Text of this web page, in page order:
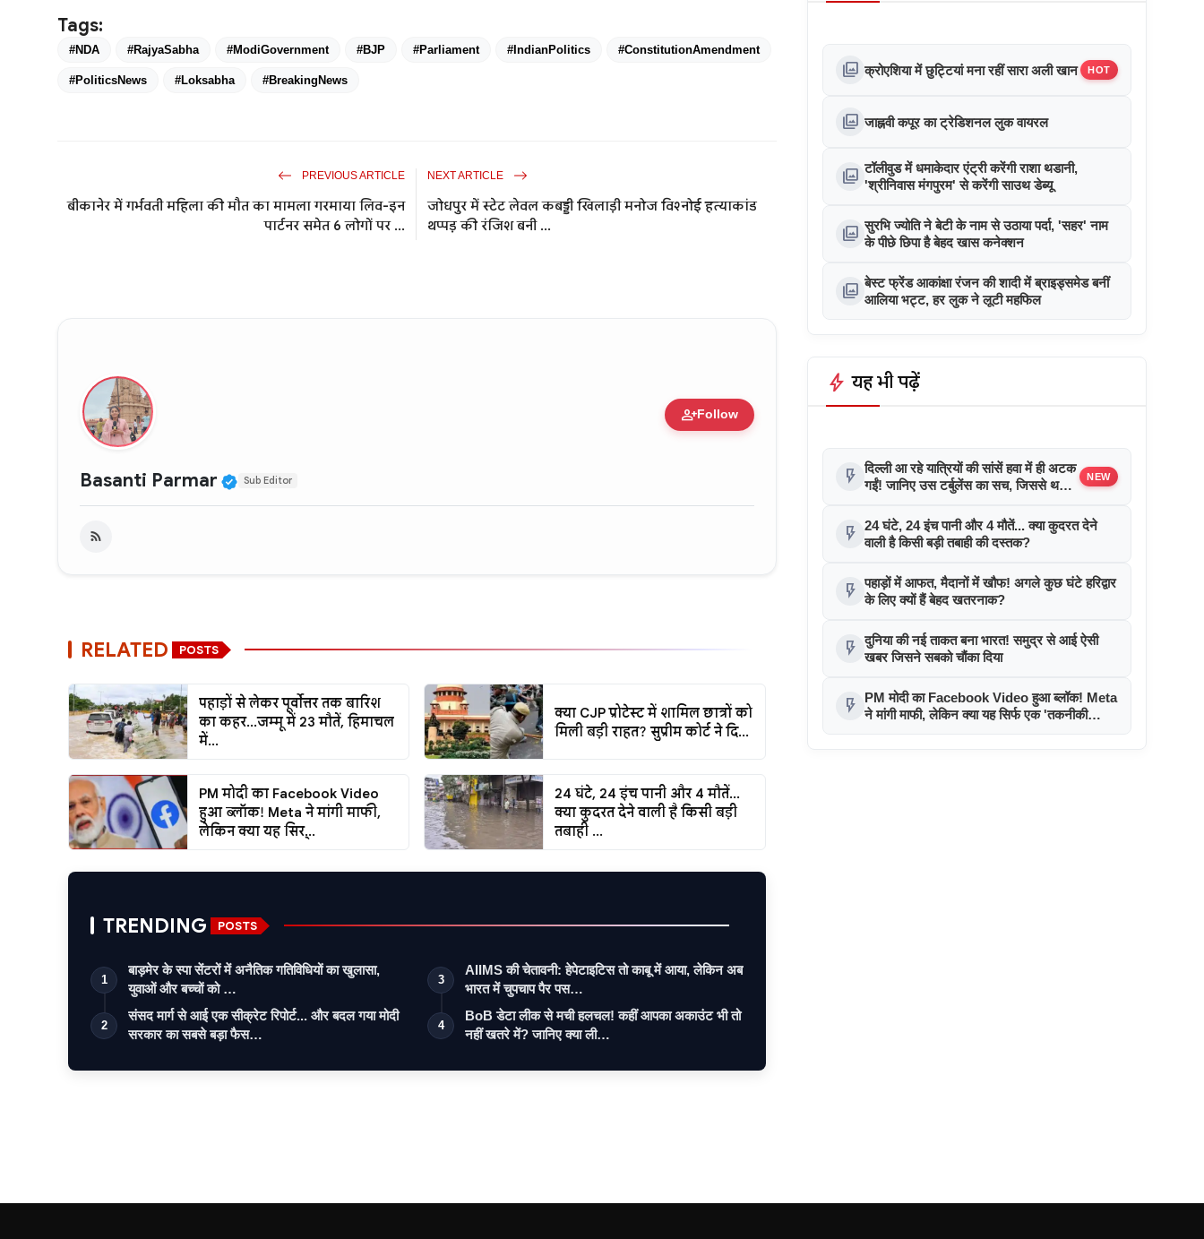
Tags:
#NDA #RajyaSabha #ModiGovernment #BJP #Parliament #IndianPolitics #ConstitutionAmendment
#PoliticsNews #Loksabha #BreakingNews
PREVIOUS ARTICLE
बीकानेर में गर्भवती महिला की मौत का मामला गरमाया लिव-इन
पार्टनर समेत 6 लोगों पर ...
NEXT ARTICLE
जोधपुर में स्टेट लेवल कबड्डी खिलाड़ी मनोज विश्नोई हत्याकांड
थप्पड़ की रंजिश बनी ...
person_addFollow
Basanti Parmar Verified Public Figure • 11 Jun, 2026
Sub Editor
RELATED POSTS
पहाड़ों से लेकर पूर्वोत्तर तक बारिश
का कहर...जम्मू में 23 मौतें, हिमाचल
में...
क्या CJP प्रोटेस्ट में शामिल छात्रों को
मिली बड़ी राहत? सुप्रीम कोर्ट ने दि...
PM मोदी का Facebook Video
हुआ ब्लॉक! Meta ने मांगी माफी,
लेकिन क्या यह सिर्...
24 घंटे, 24 इंच पानी और 4 मौतें...
क्या कुदरत देने वाली है किसी बड़ी
तबाही ...
TRENDING POSTS
1
बाड़मेर के स्पा सेंटरों में अनैतिक गतिविधियों का खुलासा,
युवाओं और बच्चों को …
2
संसद मार्ग से आई एक सीक्रेट रिपोर्ट... और बदल गया मोदी
सरकार का सबसे बड़ा फैस…
3
AIIMS की चेतावनी: हेपेटाइटिस तो काबू में आया, लेकिन अब
भारत में चुपचाप पैर पस…
4
BoB डेटा लीक से मची हलचल! कहीं आपका अकाउंट भी तो
नहीं खतरे में? जानिए क्या ली…
photo_library क्रोएशिया में छुट्टियां मना रहीं सारा अली खान HOT
photo_library जाह्नवी कपूर का ट्रेडिशनल लुक वायरल
photo_library टॉलीवुड में धमाकेदार एंट्री करेंगी राशा थडानी,
'श्रीनिवास मंगपुरम' से करेंगी साउथ डेब्यू
photo_library सुरभि ज्योति ने बेटी के नाम से उठाया पर्दा, 'सहर' नाम
के पीछे छिपा है बेहद खास कनेक्शन
photo_library बेस्ट फ्रेंड आकांक्षा रंजन की शादी में ब्राइड्समेड बनीं
आलिया भट्ट, हर लुक ने लूटी महफिल
bolt यह भी पढ़ें
flash_on दिल्ली आ रहे यात्रियों की सांसें हवा में ही अटक
गईं! जानिए उस टर्बुलेंस का सच, जिससे थर्रा
NEW
flash_on 24 घंटे, 24 इंच पानी और 4 मौतें... क्या कुदरत देने
वाली है किसी बड़ी तबाही की दस्तक?
flash_on पहाड़ों में आफत, मैदानों में खौफ! अगले कुछ घंटे हरिद्वार
के लिए क्यों हैं बेहद खतरनाक?
flash_on दुनिया की नई ताकत बना भारत! समुद्र से आई ऐसी
खबर जिसने सबको चौंका दिया
flash_on
PM मोदी का Facebook Video हुआ ब्लॉक! Meta
ने मांगी माफी, लेकिन क्या यह सिर्फ एक 'तकनीकी